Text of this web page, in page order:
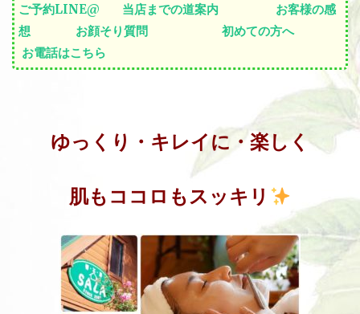
ご予約LINE@
当店までの道案内
お客様の感
想
お顔そり質問
初めての方へ
お電話はこちら
ゆっくり・キレイに・楽しく
肌もココロもスッキリ